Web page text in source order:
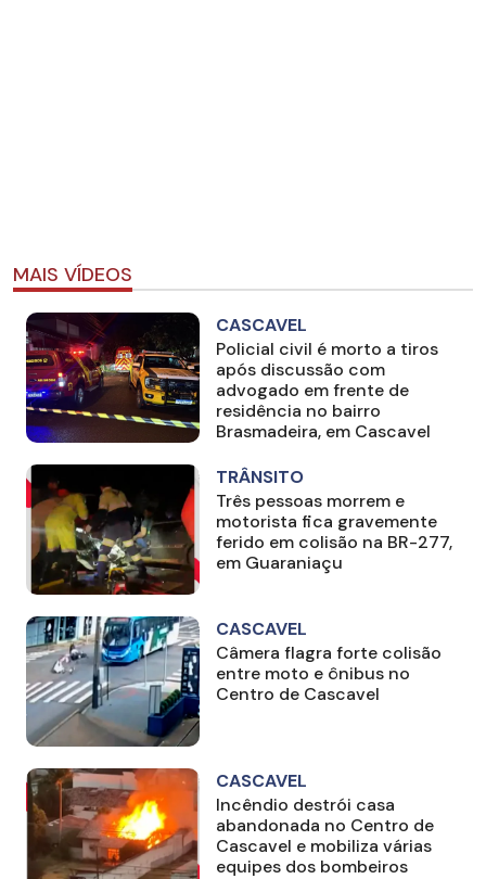
MAIS VÍDEOS
CASCAVEL
Policial civil é morto a tiros
após discussão com
advogado em frente de
residência no bairro
Brasmadeira, em Cascavel
TRÂNSITO
Três pessoas morrem e
motorista fica gravemente
ferido em colisão na BR-277,
em Guaraniaçu
CASCAVEL
Câmera flagra forte colisão
entre moto e ônibus no
Centro de Cascavel
CASCAVEL
Incêndio destrói casa
abandonada no Centro de
Cascavel e mobiliza várias
equipes dos bombeiros